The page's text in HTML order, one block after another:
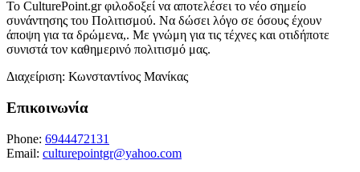
Το CulturePoint.gr φιλοδοξεί να αποτελέσει το νέο σημείο
συνάντησης του Πολιτισμού. Να δώσει λόγο σε όσους έχουν
άποψη για τα δρώμενα,. Με γνώμη για τις τέχνες και οτιδήποτε
συνιστά τον καθημερινό πολιτισμό μας.
Διαχείριση: Κωνσταντίνος Μανίκας
Επικοινωνία
Phone: 6944472131
Email: culturepointgr@yahoo.com